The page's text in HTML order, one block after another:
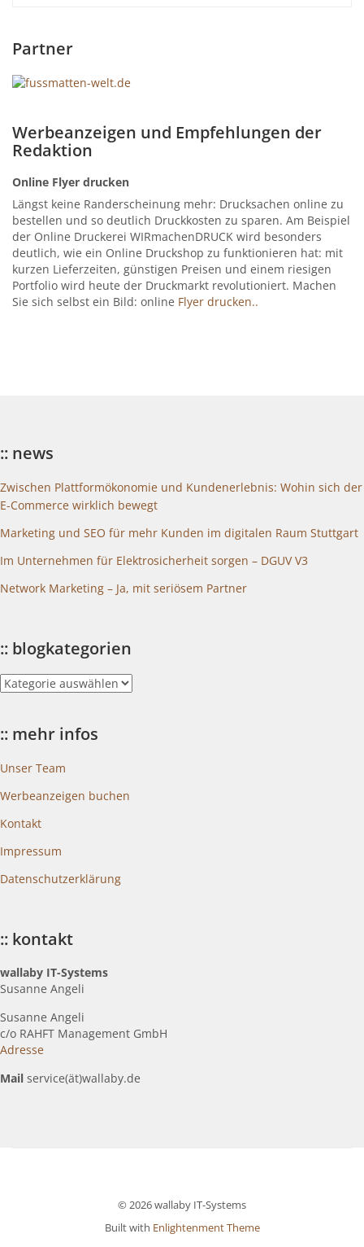
Partner
Werbeanzeigen und Empfehlungen der
Redaktion
Online Flyer drucken
Längst keine Randerscheinung mehr: Drucksachen online zu
bestellen und so deutlich Druckkosten zu sparen. Am Beispiel
der Online Druckerei WIRmachenDRUCK wird besonders
deutlich, wie ein Online Druckshop zu funktionieren hat: mit
kurzen Lieferzeiten, günstigen Preisen und einem riesigen
Portfolio wird heute der Druckmarkt revolutioniert. Machen
Sie sich selbst ein Bild: online Flyer drucken..
:: news
Zwischen Plattformökonomie und Kundenerlebnis: Wohin sich der
E-Commerce wirklich bewegt
Marketing und SEO für mehr Kunden im digitalen Raum Stuttgart
Im Unternehmen für Elektrosicherheit sorgen – DGUV V3
Network Marketing – Ja, mit seriösem Partner
:: blogkategorien
::
blogkategorien
:: mehr infos
Unser Team
Werbeanzeigen buchen
Kontakt
Impressum
Datenschutzerklärung
:: kontakt
wallaby IT-Systems
Susanne Angeli
Susanne Angeli
c/o RAHFT Management GmbH
Adresse
Mail service(ät)wallaby.de
© 2026 wallaby IT-Systems
Built with Enlightenment Theme